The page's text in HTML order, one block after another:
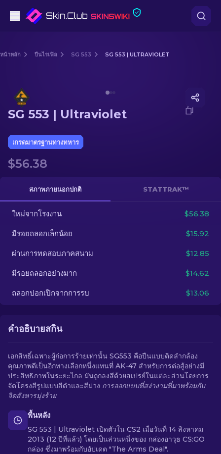
ปืนไรเฟิลซุ่มยิง
มีด
ถุงมือ
กล่อง
อื่น ๆ
หน้าหลัก ปืนไรเฟิล SG 553 SG 553 | ULTRAVIOLET
SG 553 | Ultraviolet
เกรดมาตรฐานทางทหาร
$56.38
สภาพภายนอกปกติ STATTRAK™
ใหม่จากโรงงาน $56.38
มีรอยถลอกเล็กน้อย $15.92
ผ่านการทดสอบภาคสนาม $12.85
มีรอยถลอกอย่างมาก $14.62
ถลอกปอกเปิกจากการรบ $13.06
คำอธิบายสกิน
เอกสิทธิ์เฉพาะผู้ก่อการร้ายเท่านั้น SG553 คือปืนแบบติดลำกล้อง
คุณภาพดีเป็นอีกทางเลือกหนึ่งแทนที่ AK-47 สำหรับการต่อสู้อย่างมี
ประสิทธิภาพในระยะไกล มันถูกลงสีด้วยสเปรย์ในแต่ละส่วนโดยการ
จัดโครงสีรูปแบบสีดำและสีม่วง การออกแบบที่สง่างามที่มาพร้อมกับ
จิตสังหารมุ่งร้าย
พื้นหลัง
SG 553 | Ultraviolet เปิดตัวใน CS2 เมื่อวันที่ 14 สิงหาคม
2013 (12 ปีที่แล้ว) โดยเป็นส่วนหนึ่งของ กล่องอาวุธ CS:GO
กล่อง ซึ่งมาพร้อมกับอัปเดต "The Arms Deal".